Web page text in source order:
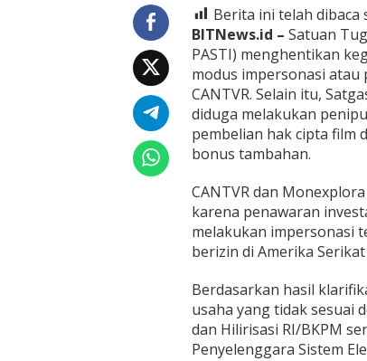
u
a
n
C
A
N
V
R
d
n
U
D
I
Berita ini telah dibaca
BITNews.id – Satuan
PASTI) menghentikan
modus impersonasi atau
CANTVR. Selain itu,
diduga melakukan
pembelian hak cipta film
bonus tambahan.
CANTVR dan
karena penawaran
melakukan impersonasi
berizin di Amerika
Berdasarkan hasil
usaha yang tidak sesuai
dan Hilirisasi RI/BKPM
Penyelenggara Sistem